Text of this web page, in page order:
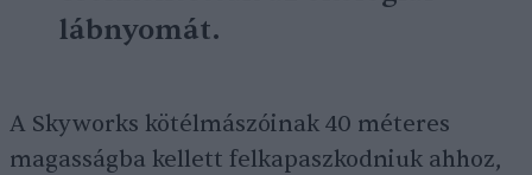
lábnyomát.
A Skyworks kötélmászóinak 40 méteres
magasságba kellett felkapaszkodniuk ahhoz,